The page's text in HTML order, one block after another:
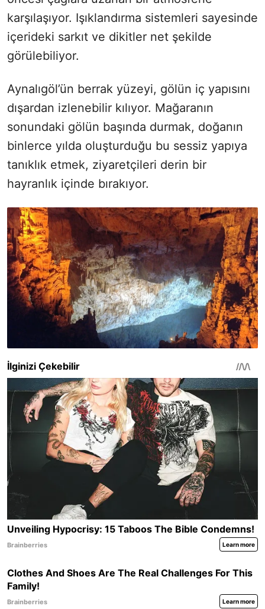
karşılaşıyor. Işıklandırma sistemleri sayesinde
içerideki sarkıt ve dikitler net şekilde
görülebiliyor.
Aynalıgöl’ün berrak yüzeyi, gölün iç yapısını
dışardan izlenebilir kılıyor. Mağaranın
sonundaki gölün başında durmak, doğanın
binlerce yılda oluşturduğu bu sessiz yapıya
tanıklık etmek, ziyaretçileri derin bir
hayranlık içinde bırakıyor.